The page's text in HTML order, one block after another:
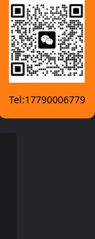
Tel:17790006779